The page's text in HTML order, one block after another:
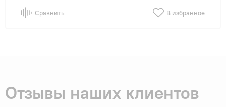
Сравнить В избранное
Отзывы наших клиентов